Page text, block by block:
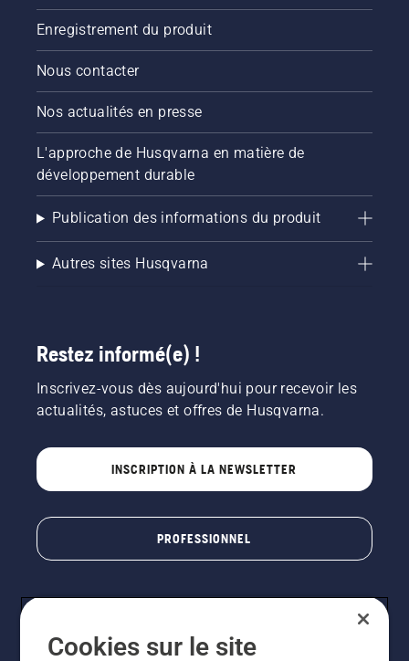
Enregistrement du produit
Nous contacter
Nos actualités en presse
L'approche de Husqvarna en matière de
développement durable
Publication des informations du produit
Autres sites Husqvarna
Restez informé(e) !
Inscrivez-vous dès aujourd'hui pour recevoir les
actualités, astuces et offres de Husqvarna.
INSCRIPTION À LA NEWSLETTER
PROFESSIONNEL
Cookies sur le site